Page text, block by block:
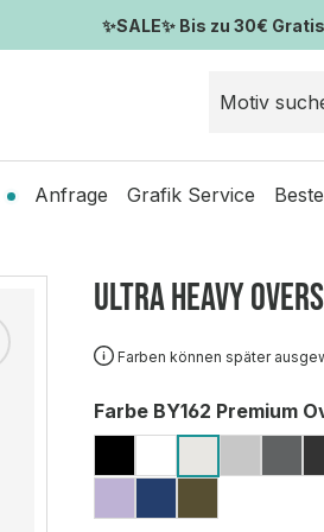
✨SALE✨ Bis zu 30€
Anfrage Grafik Service
Ultra Heavy
Farben können später
Farbe BY162 Premium
auswählen